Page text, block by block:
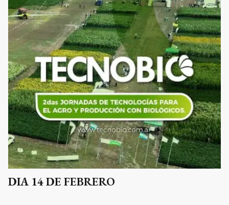
DIA 14 DE FEBRERO